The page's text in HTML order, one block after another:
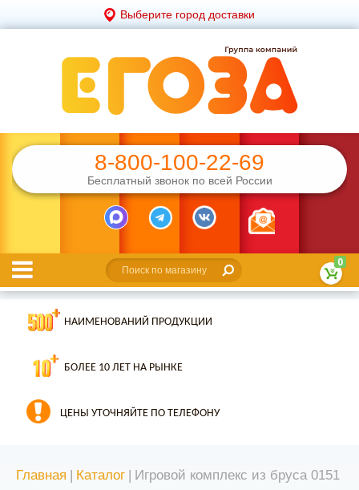
Выберите город доставки
8-800-100-22-69
Бесплатный звонок по всей России
0
НАИМЕНОВАНИЙ ПРОДУКЦИИ
БОЛЕЕ 10 ЛЕТ НА РЫНКЕ
ЦЕНЫ УТОЧНЯЙТЕ ПО ТЕЛЕФОНУ
Главная | Каталог | Игровой комплекс из бруса 0151